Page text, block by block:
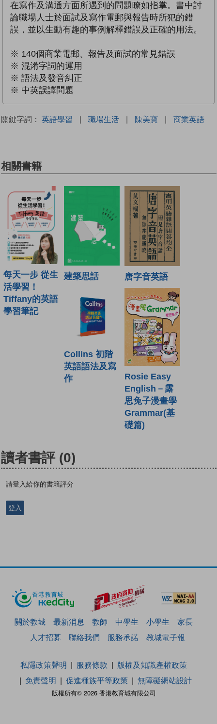
在寫作及溝通方面所遇到的問題瞭如指掌。書中討
論職場人士於面試及寫作電郵與報告時所犯的錯
誤，並以生動有趣的事例解釋錯誤及正確的用法。
※ 140個商業電郵、報告及面試的常見錯誤
※ 混淆字詞的運用
※ 語法及發音糾正
※ 中英誤譯問題
關鍵字詞： 英語學習 | 職場生活 | 陳美寶 | 商業英語
相關書籍
每天一步 從生
活學習！
Tiffany的英語
學習筆記
建築思話 唐字音英語
Collins 初階
英語語法及寫
作
Rosie Easy
English－露
思兔子漫畫學
Grammar(基
礎篇)
讀者書評 (0)
請登入給你的書籍評分
登入
關於教城 最新消息 教師 中學生 小學生
家長
人才招募
聯絡我們 服務承諾 教城電子報
版權所有© 2026 香港教育城有限公司
私隱政策聲明 服務條款
版權及知識產權政策
免責聲明
促進種族平等政策 無障礙網站設計